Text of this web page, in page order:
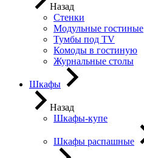
Назад
Стенки
Модульные гостиные
Тумбы под ТV
Комоды в гостиную
Журнальные столы
Шкафы
Назад
Шкафы-купе
Шкафы распашные